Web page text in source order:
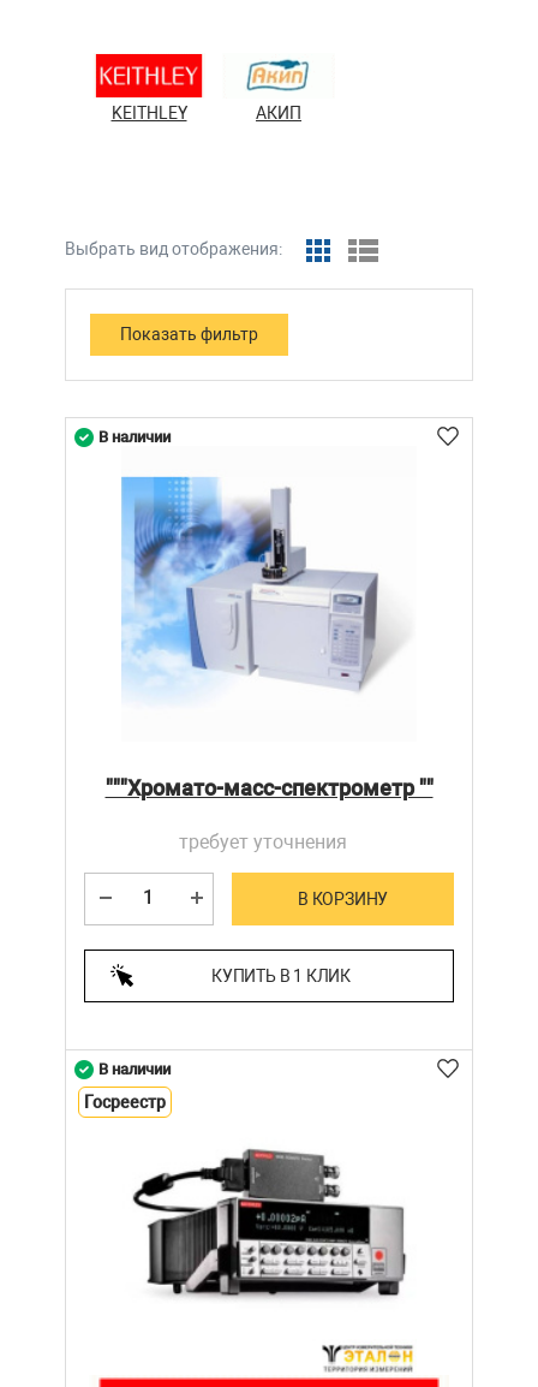
KEITHLEY АКИП
Выбрать вид отображения:
"""Хромато-масс-спектрометр ""
требует уточнения
В КОРЗИНУ
КУПИТЬ В 1 КЛИК
В наличии
В наличии
Госреестр